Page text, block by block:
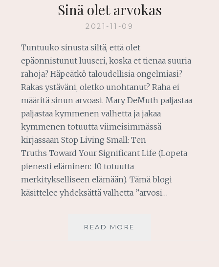
Sinä olet arvokas
2021-11-09
Tuntuuko sinusta siltä, että olet
epäonnistunut luuseri, koska et tienaa suuria
rahoja? Häpeätkö taloudellisia ongelmiasi?
Rakas ystäväni, oletko unohtanut? Raha ei
määritä sinun arvoasi. Mary DeMuth paljastaa
paljastaa kymmenen valhetta ja jakaa
kymmenen totuutta viimeisimmässä
kirjassaan Stop Living Small: Ten
Truths Toward Your Significant Life (Lopeta
pienesti eläminen: 10 totuutta
merkitykselliseen elämään). Tämä blogi
käsittelee yhdeksättä valhetta ”arvosi…
READ MORE